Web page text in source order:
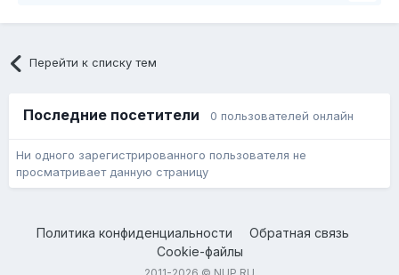
Перейти к списку тем
Последние посетители 0 пользователей онлайн
Ни одного зарегистрированного пользователя не
просматривает данную страницу
Политика конфиденциальности
Обратная связь
Cookie-файлы